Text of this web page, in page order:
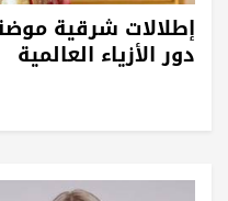
إطلالات شرقية
دور الأزياء العالمية